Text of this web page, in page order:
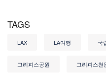
TAGS
LAX LA여행 국
그리피스공원 그리피스천